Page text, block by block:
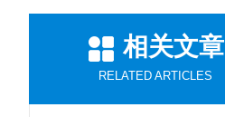
相关文章
RELATED ARTICLES